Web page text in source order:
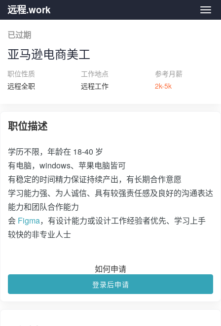
远
远程.work
已过期
亚马逊电商美工
职位性质
远程全职
工作地点
远程工作
参考月薪
2k-5k
职位描述
学历不限，年龄在 18-40 岁
有电脑，windows、苹果电脑皆可
有稳定的时间精力保证持续产出，有长期合作意愿
学习能力强、为人诚信、具有较强责任感及良好的沟通表达
能力和团队合作能力
会 Figma，有设计能力或设计工作经验者优先、学习上手
较快的非专业人士
如何申请
登录后申请